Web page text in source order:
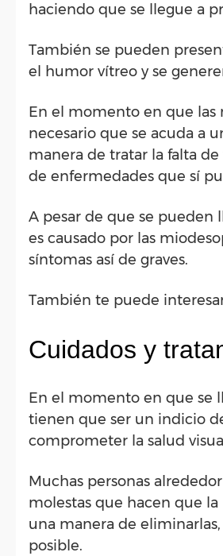
haciendo que se llegue a
También se pueden
el humor vítreo y se
En el momento en que las
necesario que se acuda a
manera de tratar la falta
de enfermedades que sí
A pesar de que se pueden
es causado por las
síntomas así de graves.
También te puede
Cuidados y
En el momento en que se
tienen que ser un indicio
comprometer la salud
Muchas personas
molestas que hacen que
una manera de
posible.